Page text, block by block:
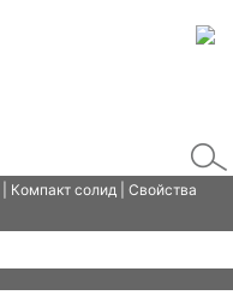
Компакт солид | Свойства